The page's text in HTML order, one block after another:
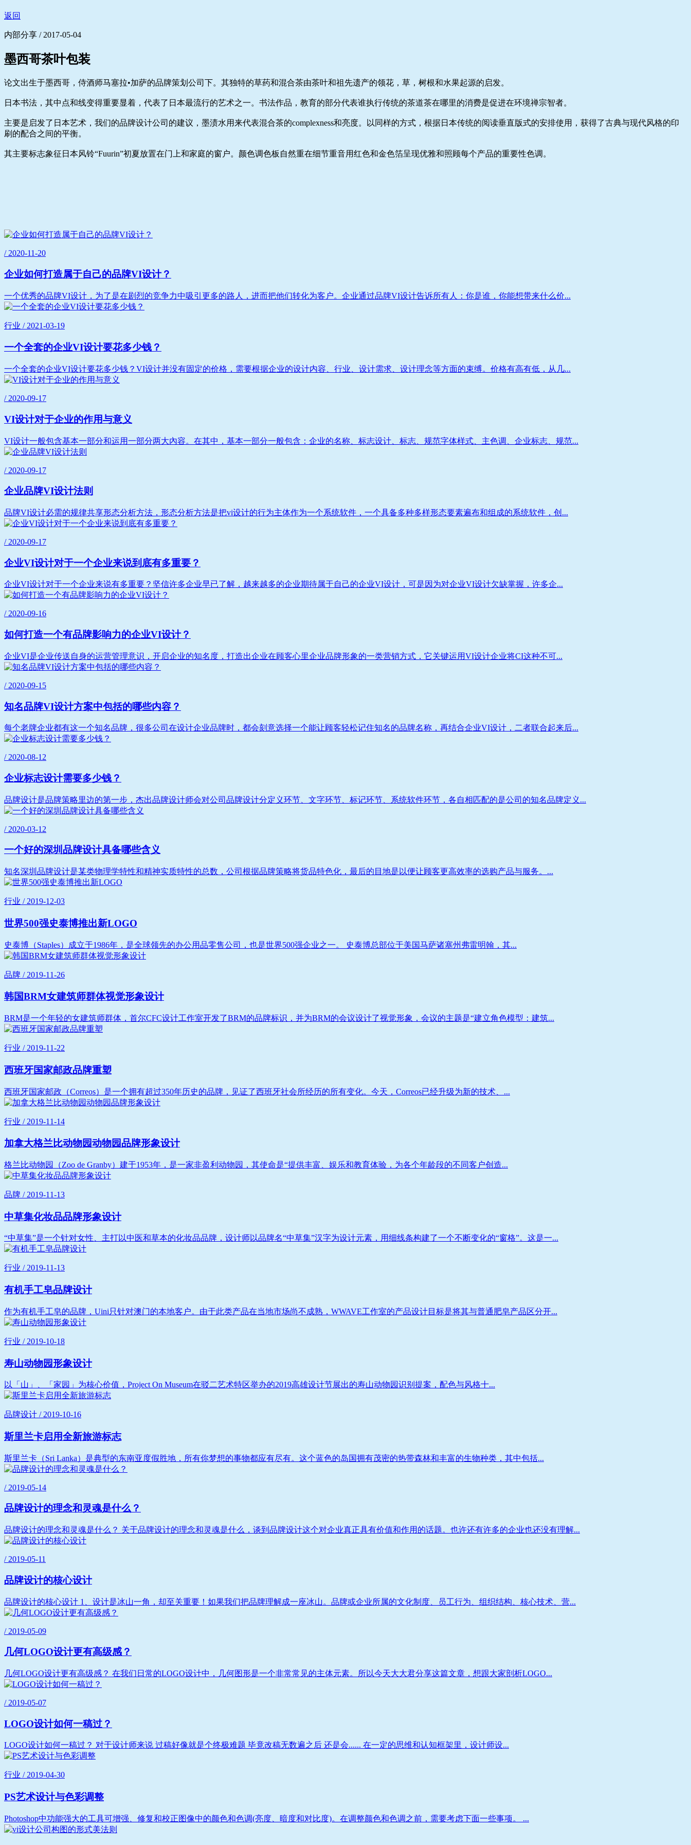
返回
内部分享 / 2017-05-04
墨西哥茶叶包装
论文出生于墨西哥，侍酒师马塞拉•加萨的品牌策划公司下。其独特的草药和混合茶由茶叶和祖先遗产的领花，草，树根和水果起源的启发。
日本书法，其中点和线变得重要显着，代表了日本最流行的艺术之一。书法作品，教育的部分代表谁执行传统的茶道茶在哪里的消费是促进在环境禅宗智者。
主要是启发了日本艺术，我们的品牌设计公司的建议，墨渍水用来代表混合茶的complexness和亮度。以同样的方式，根据日本传统的阅读垂直版式的安排使用，获得了古典与现代风格的印
刷的配合之间的平衡。
其主要标志象征日本风铃“Fuurin”初夏放置在门上和家庭的窗户。颜色调色板自然重在细节重音用红色和金色箔呈现优雅和照顾每个产品的重要性色调。
/ 2020-11-20
企业如何打造属于自己的品牌VI设计？
一个优秀的品牌VI设计，为了是在剧烈的竞争力中吸引更多的路人，进而把他们转化为客户。企业通过品牌VI设计告诉所有人：你是谁，你能想带来什么价...
行业 / 2021-03-19
一个全套的企业VI设计要花多少钱？
一个全套的企业VI设计要花多少钱？VI设计并没有固定的价格，需要根据企业的设计内容、行业、设计需求、设计理念等方面的束缚。价格有高有低，从几...
/ 2020-09-17
VI设计对于企业的作用与意义
VI设计一般包含基本一部分和运用一部分两大內容。在其中，基本一部分一般包含：企业的名称、标志设计、标志、规范字体样式、主色调、企业标志、规范...
/ 2020-09-17
企业品牌VI设计法则
品牌VI设计必需的规律共享形态分析方法，形态分析方法是把vi设计的行为主体作为一个系统软件，一个具备多种多样形态要素遍布和组成的系统软件，创...
/ 2020-09-17
企业VI设计对于一个企业来说到底有多重要？
企业VI设计对于一个企业来说有多重要？坚信许多企业早已了解，越来越多的企业期待属于自己的企业VI设计，可是因为对企业VI设计欠缺掌握，许多企...
/ 2020-09-16
如何打造一个有品牌影响力的企业VI设计？
企业VI是企业传送自身的运营管理意识，开启企业的知名度，打造出企业在顾客心里企业品牌形象的一类营销方式，它关键运用VI设计企业将CI这种不可...
/ 2020-09-15
知名品牌VI设计方案中包括的哪些内容？
每个老牌企业都有这一个知名品牌，很多公司在设计企业品牌时，都会刻意选择一个能让顾客轻松记住知名的品牌名称，再结合企业VI设计，二者联合起来后...
/ 2020-08-12
企业标志设计需要多少钱？
品牌设计是品牌策略里边的第一步，杰出品牌设计师会对公司品牌设计分定义环节、文字环节、标记环节、系统软件环节，各自相匹配的是公司的知名品牌定义...
/ 2020-03-12
一个好的深圳品牌设计具备哪些含义
知名深圳品牌设计是某类物理学特性和精神实质特性的总数，公司根据品牌策略将货品特色化，最后的目地是以便让顾客更高效率的选购产品与服务。...
行业 / 2019-12-03
世界500强史泰博推出新LOGO
史泰博（Staples）成立于1986年，是全球领先的办公用品零售公司，也是世界500强企业之一。 史泰博总部位于美国马萨诸塞州弗雷明翰，其...
品牌 / 2019-11-26
韩国BRM女建筑师群体视觉形象设计
BRM是一个年轻的女建筑师群体，首尔CFC设计工作室开发了BRM的品牌标识，并为BRM的会议设计了视觉形象，会议的主题是“建立角色模型：建筑...
行业 / 2019-11-22
西班牙国家邮政品牌重塑
西班牙国家邮政（Correos）是一个拥有超过350年历史的品牌，见证了西班牙社会所经历的所有变化。今天，Correos已经升级为新的技术、...
行业 / 2019-11-14
加拿大格兰比动物园动物园品牌形象设计
格兰比动物园（Zoo de Granby）建于1953年，是一家非盈利动物园，其使命是“提供丰富、娱乐和教育体验，为各个年龄段的不同客户创造...
品牌 / 2019-11-13
中草集化妆品品牌形象设计
“中草集”是一个针对女性、主打以中医和草本的化妆品品牌，设计师以品牌名“中草集”汉字为设计元素，用细线条构建了一个不断变化的“窗格”。这是一...
行业 / 2019-11-13
有机手工皂品牌设计
作为有机手工皂的品牌，Uini只针对澳门的本地客户。由于此类产品在当地市场尚不成熟，WWAVE工作室的产品设计目标是将其与普通肥皂产品区分开...
行业 / 2019-10-18
寿山动物园形象设计
以「山」、「家园」为核心价值，Project On Museum在驳二艺术特区举办的2019高雄设计节展出的寿山动物园识别提案，配色与风格十...
品牌设计 / 2019-10-16
斯里兰卡启用全新旅游标志
斯里兰卡（Sri Lanka）是典型的东南亚度假胜地，所有你梦想的事物都应有尽有。这个蓝色的岛国拥有茂密的热带森林和丰富的生物种类，其中包括...
/ 2019-05-14
品牌设计的理念和灵魂是什么？
品牌设计的理念和灵魂是什么？ 关于品牌设计的理念和灵魂是什么，谈到品牌设计这个对企业真正具有价值和作用的话题。也许还有许多的企业也还没有理解...
/ 2019-05-11
品牌设计的核心设计
品牌设计的核心设计 1、设计是冰山一角，却至关重要！如果我们把品牌理解成一座冰山。品牌或企业所属的文化制度、员工行为、组织结构、核心技术、营...
/ 2019-05-09
几何LOGO设计更有高级感？
几何LOGO设计更有高级感？ 在我们日常的LOGO设计中，几何图形是一个非常常见的主体元素。所以今天大大君分享这篇文章，想跟大家剖析LOGO...
/ 2019-05-07
LOGO设计如何一稿过？
LOGO设计如何一稿过？ 对于设计师来说 过稿好像就是个终极难题 毕竟改稿无数遍之后 还是会...... 在一定的思维和认知框架里，设计师设...
行业 / 2019-04-30
PS艺术设计与色彩调整
Photoshop中功能强大的工具可增强、修复和校正图像中的颜色和色调(亮度、暗度和对比度)。在调整颜色和色调之前，需要考虑下面一些事项。 ...